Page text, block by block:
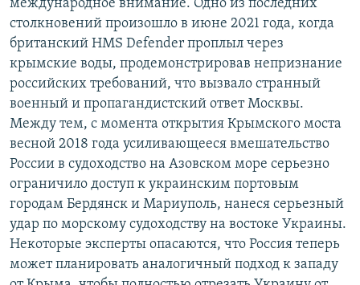
международное внимание. Одно из последних
столкновений произошло в июне 2021 года, когда
британский HMS Defender проплыл через
крымские воды, продемонстрировав непризнание
российских требований, что вызвало странный
военный и пропагандистский ответ Москвы.
Между тем, с момента открытия Крымского моста
весной 2018 года усиливающееся вмешательство
России в судоходство на Азовском море серьезно
ограничило доступ к украинским портовым
городам Бердянск и Мариуполь, нанеся серьезный
удар по морскому судоходству на востоке Украины.
Некоторые эксперты опасаются, что Россия теперь
может планировать аналогичный подход к западу